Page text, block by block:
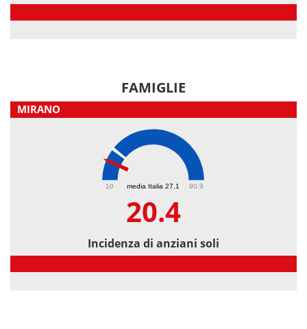
FAMIGLIE
MIRANO
media Italia 27.1
10 90.9
20.4
Incidenza di anziani soli